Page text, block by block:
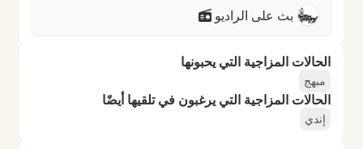
بث على الراديو
الحالات المزاجية التي يحبونها
مبهج
الحالات المزاجية التي يرغبون في تلقيها أيضًا
إندي